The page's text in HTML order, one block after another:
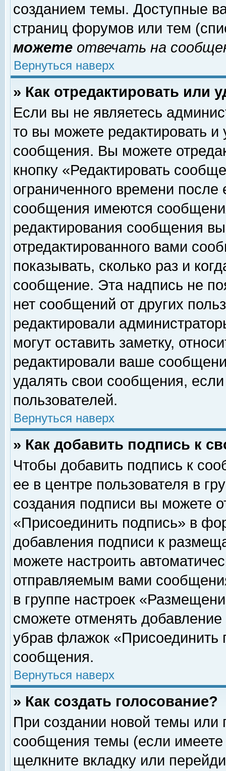
созданием темы. Доступные
страниц форумов или тем
можете отвечать на
Вернуться наверх
» Как отредактировать или
Если вы не являетесь
то вы можете редактировать и
сообщения. Вы можете
кнопку «Редактировать
ограниченного времени
сообщения имеются
редактирования сообщения
отредактированного вами
показывать, сколько раз и
сообщение. Эта надпись не
нет сообщений от других
редактировали
могут оставить заметку,
редактировали ваше
удалять свои сообщения,
пользователей.
Вернуться наверх
» Как добавить подпись к
Чтобы добавить подпись к
ее в центре пользователя в
создания подписи вы можете
«Присоединить подпись» в
добавления подписи к
можете настроить
отправляемым вами
в группе настроек
сможете отменять
убрав флажок «Присоединить
сообщения.
Вернуться наверх
» Как создать голосование?
При создании новой темы или
сообщения темы (если
щелкните вкладку или